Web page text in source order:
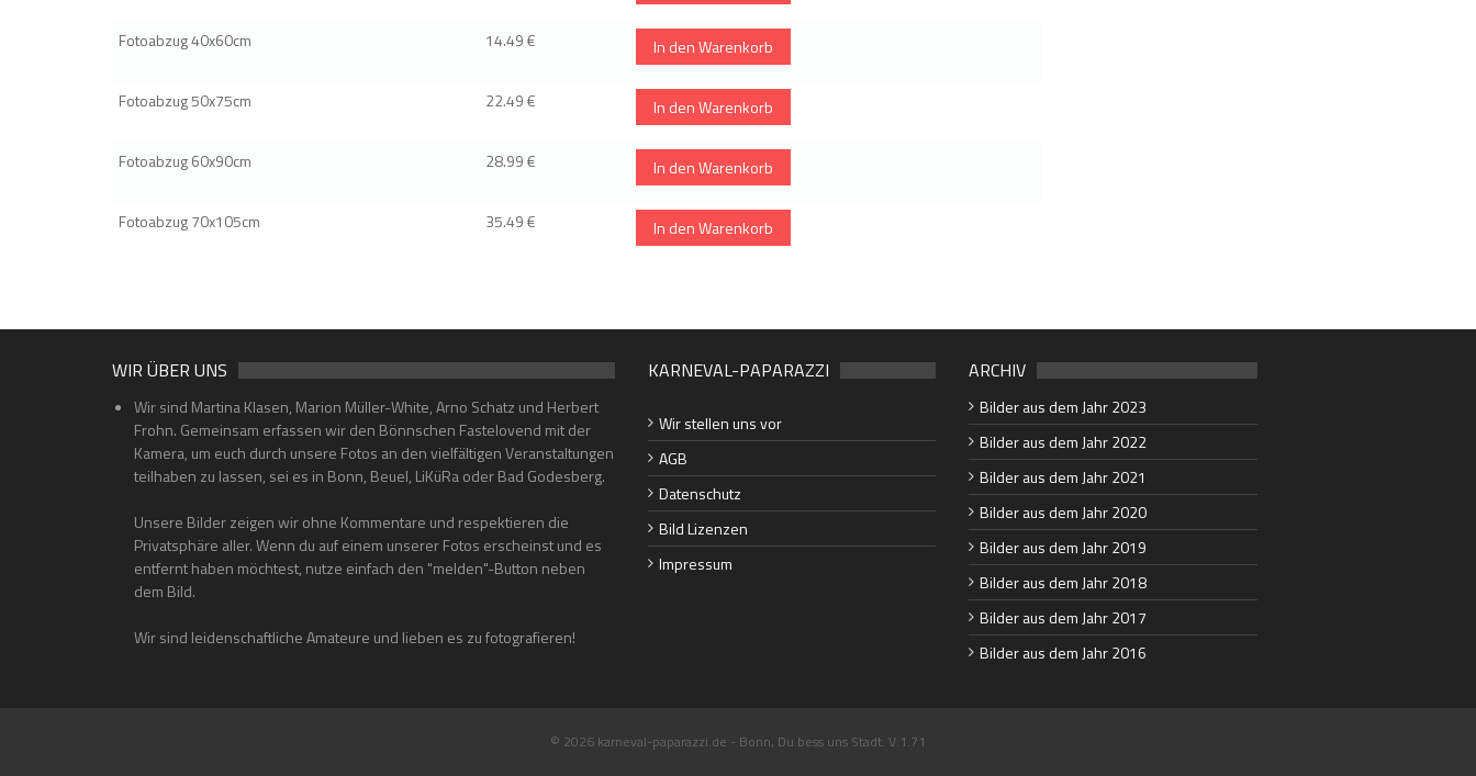
Fotoabzug 40x60cm 14.49 € In den Warenkorb
Fotoabzug 50x75cm 22.49 € In den Warenkorb
Fotoabzug 60x90cm 28.99 € In den Warenkorb
Fotoabzug 70x105cm 35.49 € In den Warenkorb
WIR ÜBER UNS
Wir sind Martina Klasen, Marion Müller-White, Arno Schatz und Herbert
Frohn. Gemeinsam erfassen wir den Bönnschen Fastelovend mit der
Kamera, um euch durch unsere Fotos an den vielfältigen Veranstaltungen
teilhaben zu lassen, sei es in Bonn, Beuel, LiKüRa oder Bad Godesberg.
Unsere Bilder zeigen wir ohne Kommentare und respektieren die
Privatsphäre aller. Wenn du auf einem unserer Fotos erscheinst und es
entfernt haben möchtest, nutze einfach den "melden"-Button neben
dem Bild.
Wir sind leidenschaftliche Amateure und lieben es zu fotografieren!
KARNEVAL-PAPARAZZI
Wir stellen uns vor
AGB
Datenschutz
Bild Lizenzen
Impressum
ARCHIV
Bilder aus dem Jahr 2023
Bilder aus dem Jahr 2022
Bilder aus dem Jahr 2021
Bilder aus dem Jahr 2020
Bilder aus dem Jahr 2019
Bilder aus dem Jahr 2018
Bilder aus dem Jahr 2017
Bilder aus dem Jahr 2016
© 2026 karneval-paparazzi.de - Bonn, Du bess uns Stadt. V:1.71